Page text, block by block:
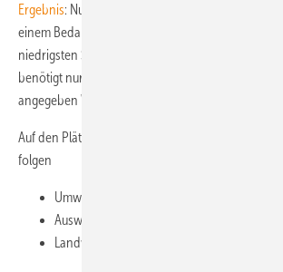
Ergebnis: Nur das Ministerium für Bildungs- und
einem Bedarf von 36 kWh/m2 den KfW-40-
niedrigsten Standard von so genannten
benötigt nur 40 Prozent der in der
angegeben Werte eines Referenzhauses.
Auf den Plätzen, denen die DUH ein noch gutes
folgen
Umweltministerium, 67 kWh/m2
Auswärtiges Amt, 68 kWh/m2
Landwirtschaftsministerium, 68 kWh/m2.